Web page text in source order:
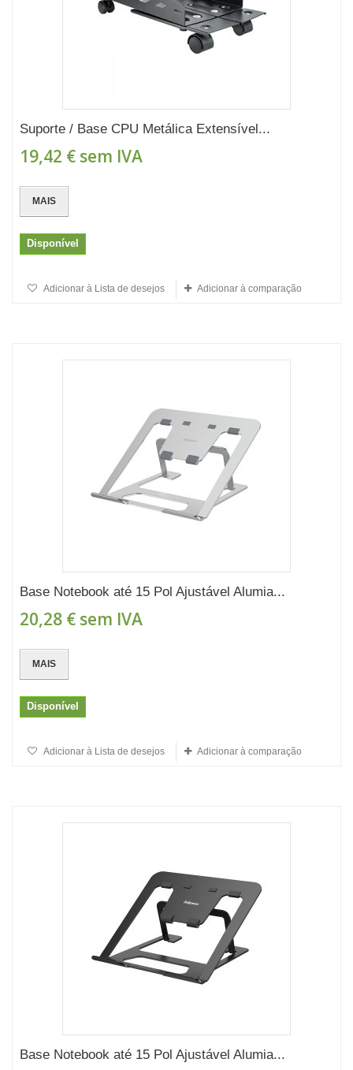
Suporte / Base CPU Metálica Extensível...
19,42 € sem IVA
MAIS
Disponível
Adicionar à Lista de desejos Adicionar à comparação
Base Notebook até 15 Pol Ajustável Alumia...
20,28 € sem IVA
MAIS
Disponível
Adicionar à Lista de desejos Adicionar à comparação
Base Notebook até 15 Pol Ajustável Alumia...